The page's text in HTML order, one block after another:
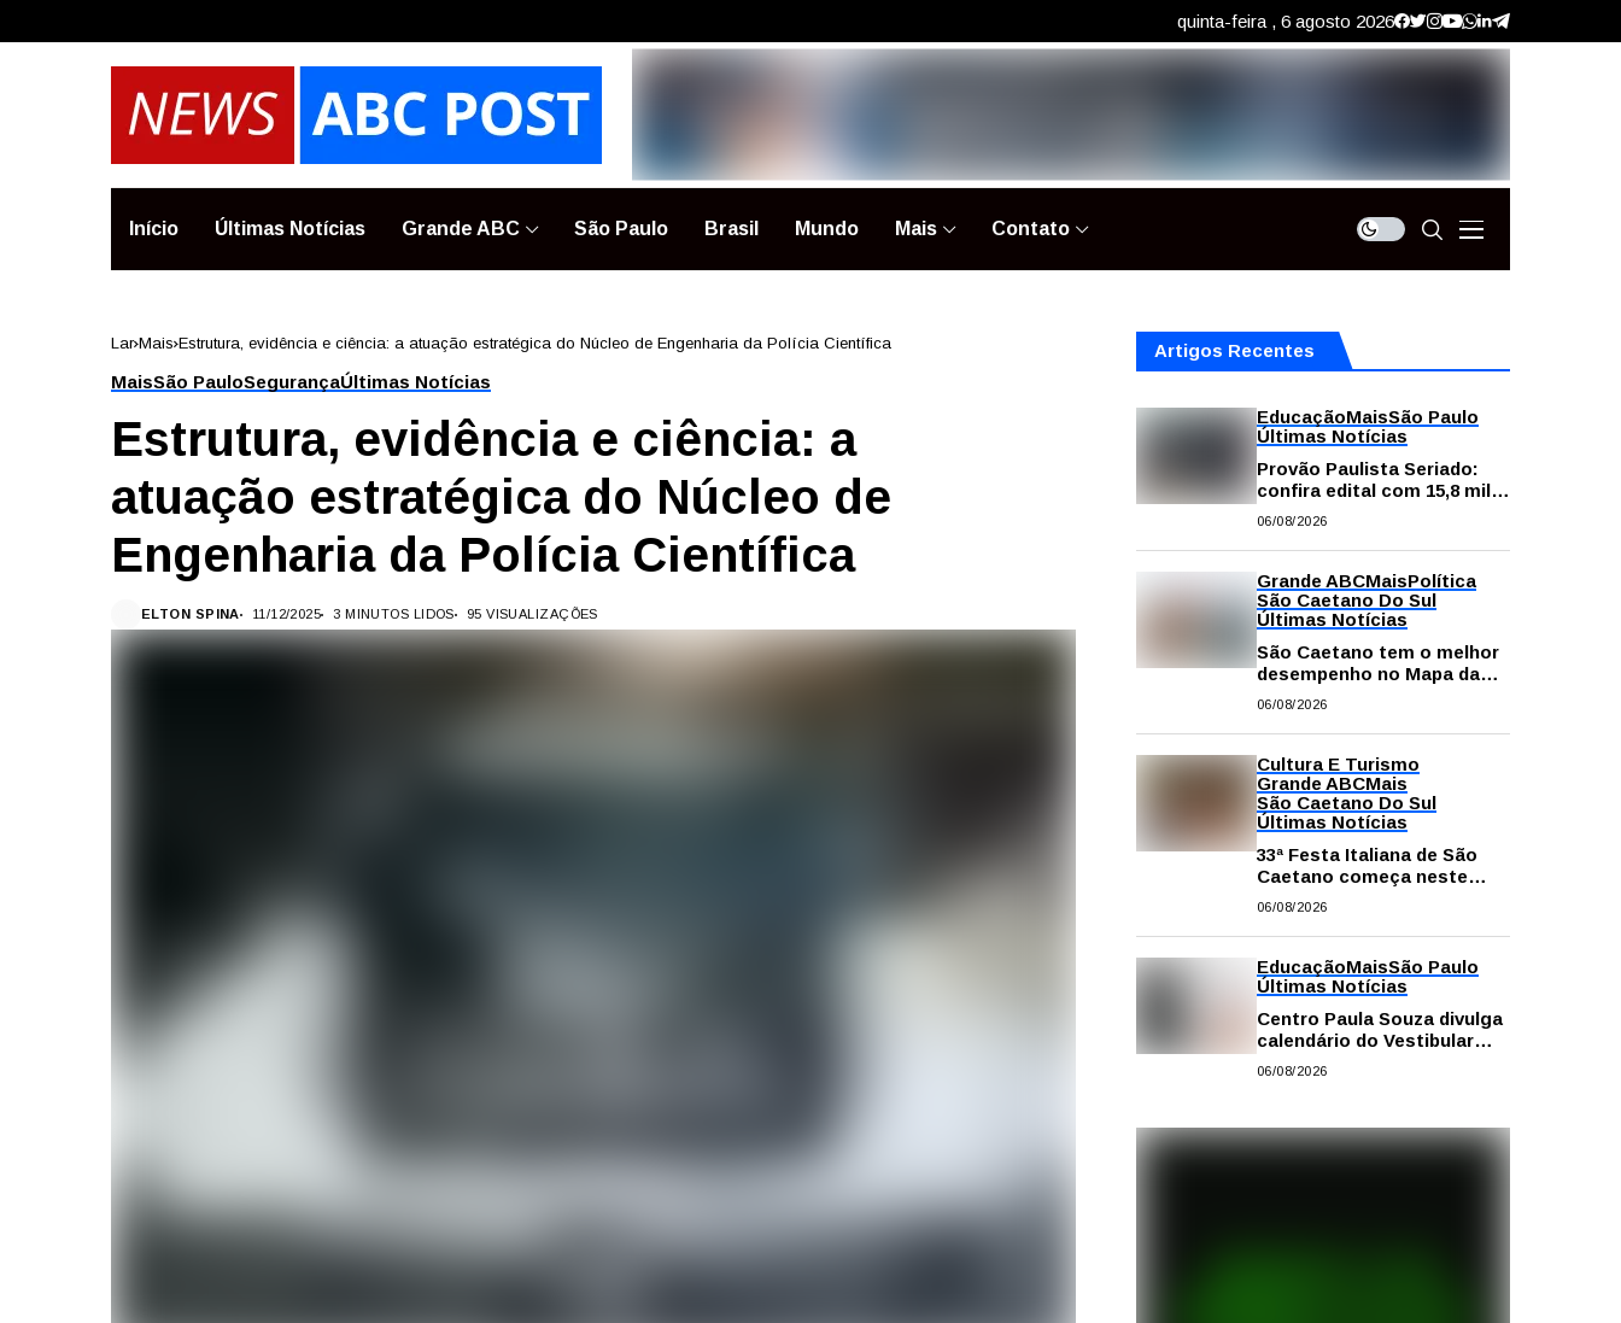
quinta-feira , 6 agosto 2026
Início Últimas Notícias Grande ABC São Paulo Brasil Mundo Mais Contato
Lar Mais Estrutura, evidência e ciência: a atuação estratégica do Núcleo de Engenharia da Polícia Científica
MaisSão PauloSegurançaÚltimas Notícias
Estrutura, evidência e ciência: a
atuação estratégica do Núcleo de
Engenharia da Polícia Científica
ELTON SPINA 11/12/2025 3 MINUTOS LIDOS 95 VISUALIZAÇÕES
Artigos Recentes
EducaçãoMaisSão Paulo
Últimas Notícias
Provão Paulista Seriado:
confira edital com 15,8 mil
vagas para ensino superior
06/08/2026
Grande ABCMaisPolítica
São Caetano Do Sul
Últimas Notícias
São Caetano tem o melhor
desempenho no Mapa da
Desigualdade da Grande SP
06/08/2026
Cultura E Turismo
Grande ABCMais
São Caetano Do Sul
Últimas Notícias
33ª Festa Italiana de São
Caetano começa neste
sábado com mais barracas
e atrações
06/08/2026
EducaçãoMaisSão Paulo
Últimas Notícias
Centro Paula Souza divulga
calendário do Vestibular
das Fatecs para o primeiro
06/08/2026